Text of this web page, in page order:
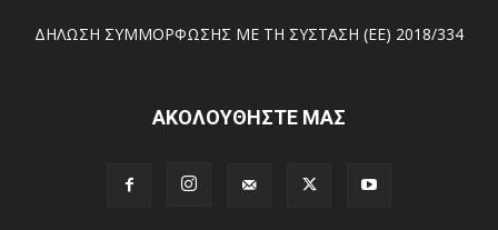
ΔΗΛΩΣΗ ΣΥΜΜΟΡΦΩΣΗΣ ΜΕ ΤΗ ΣΥΣΤΑΣΗ (ΕΕ) 2018/334
ΑΚΟΛΟΥΘΗΣΤΕ ΜΑΣ